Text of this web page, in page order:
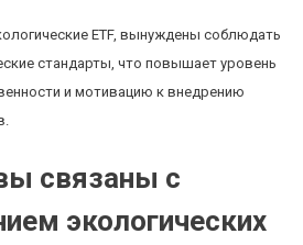
ETF, вынуждены соблюдать
стандарты, что повышает уровень
и мотивацию к внедрению
связаны с
экологических